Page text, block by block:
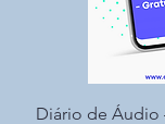
Diário de Áudio